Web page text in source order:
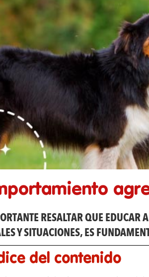
RESALTAR QUE EDUCAR
Y SITUACIONES, ES
del contenido